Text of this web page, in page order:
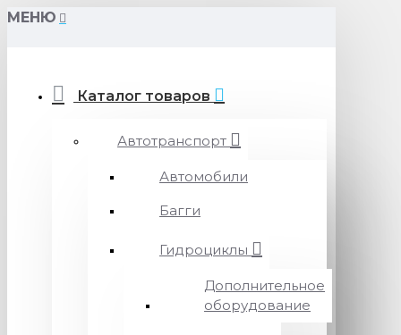
МЕНЮ
Каталог товаров
Автотранспорт
Автомобили
Багги
Гидроциклы
Дополнительное
оборудование